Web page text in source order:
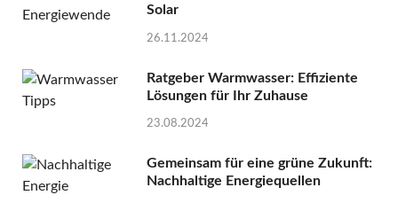
Solar
26.11.2024
Ratgeber Warmwasser: Effiziente
Lösungen für Ihr Zuhause
23.08.2024
Gemeinsam für eine grüne Zukunft:
Nachhaltige Energiequellen